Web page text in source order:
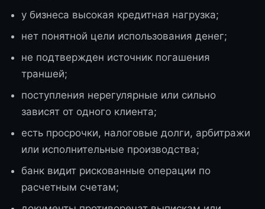
у бизнеса высокая кредитная нагрузка;
нет понятной цели использования денег;
не подтвержден источник погашения
траншей;
поступления нерегулярные или сильно
зависят от одного клиента;
есть просрочки, налоговые долги, арбитражи
или исполнительные производства;
банк видит рискованные операции по
расчетным счетам;